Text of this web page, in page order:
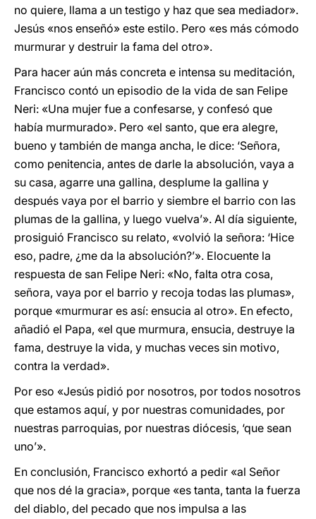
no quiere, llama a un testigo y haz que sea mediador».
Jesús «nos enseñó» este estilo. Pero «es más cómodo
murmurar y destruir la fama del otro».
Para hacer aún más concreta e intensa su meditación,
Francisco contó un episodio de la vida de san Felipe
Neri: «Una mujer fue a confesarse, y confesó que
había murmurado». Pero «el santo, que era alegre,
bueno y también de manga ancha, le dice: ‘Señora,
como penitencia, antes de darle la absolución, vaya a
su casa, agarre una gallina, desplume la gallina y
después vaya por el barrio y siembre el barrio con las
plumas de la gallina, y luego vuelva’». Al día siguiente,
prosiguió Francisco su relato, «volvió la señora: ‘Hice
eso, padre, ¿me da la absolución?’». Elocuente la
respuesta de san Felipe Neri: «No, falta otra cosa,
señora, vaya por el barrio y recoja todas las plumas»,
porque «murmurar es así: ensucia al otro». En efecto,
añadió el Papa, «el que murmura, ensucia, destruye la
fama, destruye la vida, y muchas veces sin motivo,
contra la verdad».
Por eso «Jesús pidió por nosotros, por todos nosotros
que estamos aquí, y por nuestras comunidades, por
nuestras parroquias, por nuestras diócesis, ‘que sean
uno’».
En conclusión, Francisco exhortó a pedir «al Señor
que nos dé la gracia», porque «es tanta, tanta la fuerza
del diablo, del pecado que nos impulsa a las